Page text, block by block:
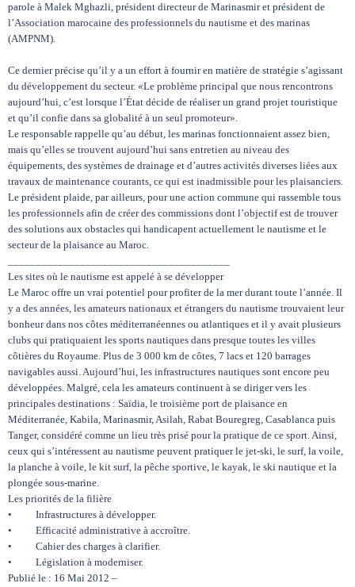
parole à Malek Mghazli, président directeur de Marinasmir et président de
l’Association marocaine des professionnels du nautisme et des marinas
(AMPNM).
Ce dernier précise qu’il y a un effort à fournir en matière de stratégie s’agissant
du développement du secteur. «Le problème principal que nous rencontrons
aujourd’hui, c’est lorsque l’État décide de réaliser un grand projet touristique
et qu’il confie dans sa globalité à un seul promoteur».
Le responsable rappelle qu’au début, les marinas fonctionnaient assez bien,
mais qu’elles se trouvent aujourd’hui sans entretien au niveau des
équipements, des systèmes de drainage et d’autres activités diverses liées aux
travaux de maintenance courants, ce qui est inadmissible pour les plaisanciers.
Le président plaide, par ailleurs, pour une action commune qui rassemble tous
les professionnels afin de créer des commissions dont l’objectif est de trouver
des solutions aux obstacles qui handicapent actuellement le nautisme et le
secteur de la plaisance au Maroc.
Les sites où le nautisme est appelé à se développer
Le Maroc offre un vrai potentiel pour profiter de la mer durant toute l’année. Il
y a des années, les amateurs nationaux et étrangers du nautisme trouvaient leur
bonheur dans nos côtes méditerranéennes ou atlantiques et il y avait plusieurs
clubs qui pratiquaient les sports nautiques dans presque toutes les villes
côtières du Royaume. Plus de 3 000 km de côtes, 7 lacs et 120 barrages
navigables aussi. Aujourd’hui, les infrastructures nautiques sont encore peu
développées. Malgré, cela les amateurs continuent à se diriger vers les
principales destinations : Saïdia, le troisième port de plaisance en
Méditerranée, Kabila, Marinasmir, Asilah, Rabat Bouregreg, Casablanca puis
Tanger, considéré comme un lieu très prisé pour la pratique de ce sport. Ainsi,
ceux qui s’intéressent au nautisme peuvent pratiquer le jet-ski, le surf, la voile,
la planche à voile, le kit surf, la pêche sportive, le kayak, le ski nautique et la
plongée sous-marine.
Les priorités de la filière
• Infrastructures à développer.
• Efficacité administrative à accroître.
• Cahier des charges à clarifier.
• Législation à moderniser.
Publié le : 16 Mai 2012 –